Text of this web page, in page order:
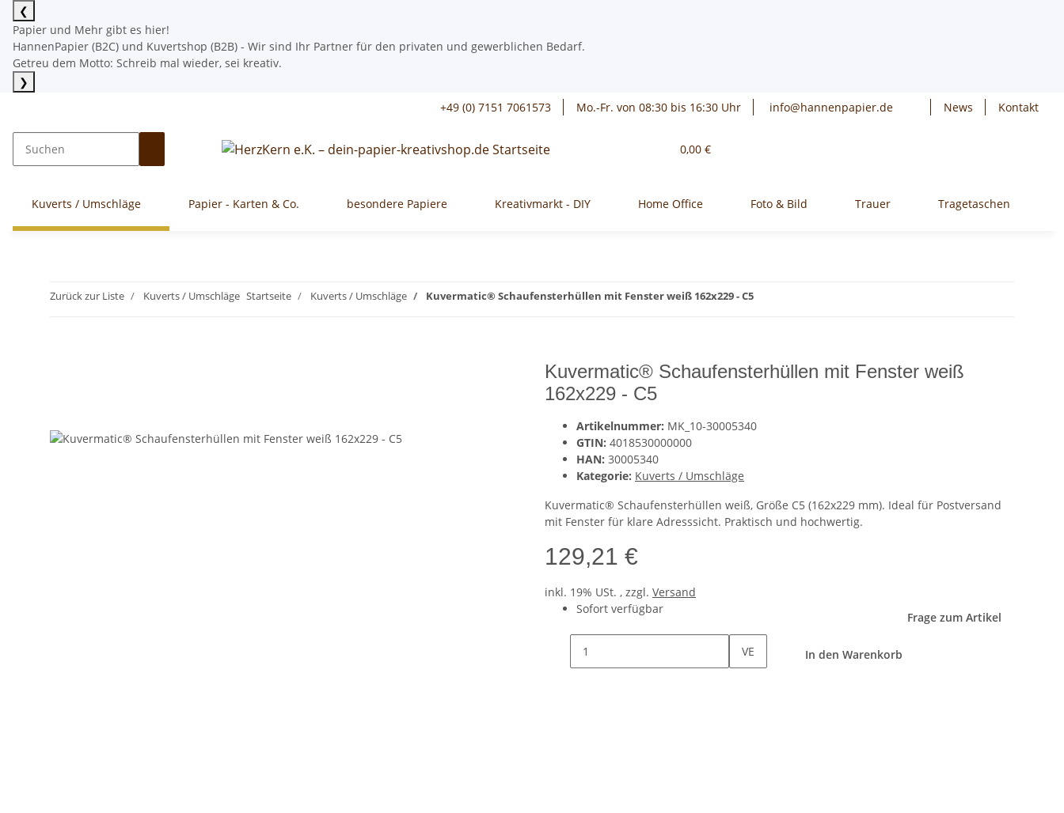
❮
Papier und Mehr gibt es hier!
HannenPapier (B2C) und Kuvertshop (B2B) - Wir sind Ihr Partner für den privaten und gewerblichen Bedarf.
Getreu dem Motto: Schreib mal wieder, sei kreativ.
❯
News
Kontakt
+49 (0) 7151 7061573 Mo.-Fr. von 08:30 bis 16:30 Uhr info@hannenpapier.de
0,00 €
Kuverts / Umschläge Papier - Karten & Co. besondere Papiere Kreativmarkt - DIY Home Office Foto & Bild Trauer Tragetaschen
Zurück zur Liste Kuverts / Umschläge Startseite Kuverts / Umschläge Kuvermatic® Schaufensterhüllen mit Fenster weiß 162x229 - C5
Kuvermatic® Schaufensterhüllen mit Fenster weiß
162x229 - C5
Artikelnummer: MK_10-30005340
GTIN: 4018530000000
HAN: 30005340
Kategorie: Kuverts / Umschläge
Kuvermatic® Schaufensterhüllen weiß, Größe C5 (162x229 mm). Ideal für Postversand
mit Fenster für klare Adresssicht. Praktisch und hochwertig.
129,21 €
inkl. 19% USt. , zzgl. Versand
Sofort verfügbar
Frage zum Artikel
VE In den Warenkorb